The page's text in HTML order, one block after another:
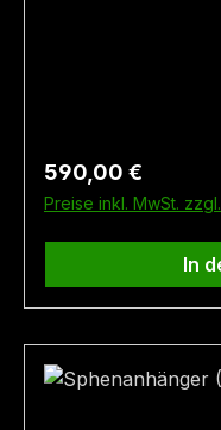
Salzburg,
andere Ringgröße
uns. Wir fertigen
passenden Größe
Regulärer Preis:
590,00 €
Preise inkl. MwSt.
In